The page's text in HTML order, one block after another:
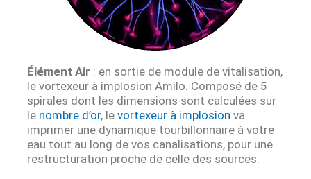
Élément Air : en sortie de module de vitalisation,
le vortexeur à implosion Amilo. Composé de 5
spirales dont les dimensions sont calculées sur
le nombre d’or, le vortexeur à implosion va
imprimer une dynamique tourbillonnaire à votre
eau tout au long de vos canalisations, pour une
restructuration proche de celle des sources.